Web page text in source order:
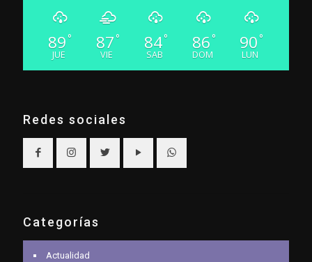
89 °
JUE
87 °
VIE
84°
SAB
86 °
DOM
90 °
LUN
Redes sociales
Categorías
Actualidad